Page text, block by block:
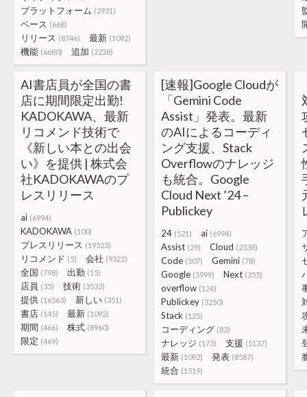
プラットフォーム (2931)
ベース (668)
リリース (8746) 最新 (1092)
機能 (6680) 追加 (2238)
AI書店員が全国の書
店に期間限定出勤!
KADOKAWA、最新
リコメンド技術で
《新しい本との出会
い》を提供 | 株式会
社KADOKAWAのプ
レスリリース
ai (6994)
KADOKAWA (100)
プレスリリース (19523)
リコメンド (5) 会社 (9322)
全国 (798) 出勤 (15)
店員 (35) 技術 (3532)
提供 (16563) 新しい (351)
書店 (145) 最新 (1092)
期間 (466) 株式 (8960)
限定 (469)
[速報]Google Cloudが
「Gemini Code
Assist」発表。最新
のAIによるコーディ
ング支援、Stack
Overflowのナレッジ
も統合。Google
Cloud Next ’24 –
Publickey
24 (521) ai (6994)
Assist (29) Cloud (2338)
Code (507) Gemini (78)
Google (5999) Next (355)
overflow (124)
Publickey (3250)
Stack (125)
コーディング (82)
ナレッジ (173) 支援 (5137)
最新 (1092) 発表 (8587)
統合 (1519)